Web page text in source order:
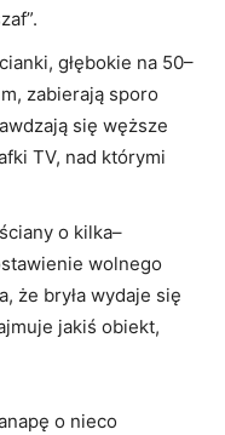
głębokie na 50–
zabierają sporo
się węższe
TV, nad którymi
o kilka–
wolnego
że bryła wydaje się
jakiś obiekt,
o nieco